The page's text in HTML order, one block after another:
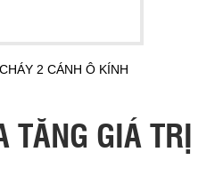
2 CÁNH Ô KÍNH
TĂNG GIÁ TRỊ